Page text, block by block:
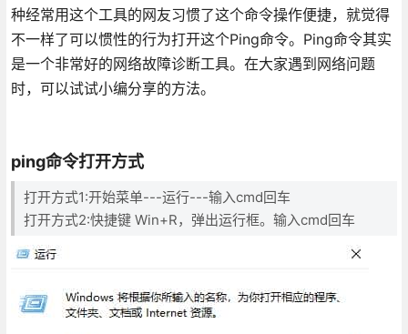
种经常用这个工具的网友习惯了这个命令操作便捷，就觉得
不一样了可以惯性的行为打开这个Ping命令。Ping命令其实
是一个非常好的网络故障诊断工具。在大家遇到网络问题
时，可以试试小编分享的方法。
ping命令打开方式
打开方式1:开始菜单---运行---输入cmd回车
打开方式2:快捷键 Win+R，弹出运行框。输入cmd回车